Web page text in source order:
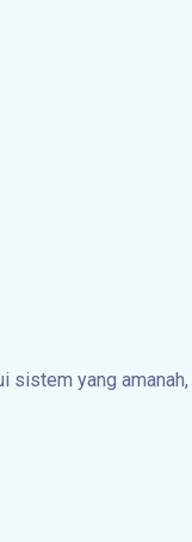
sistem yang amanah,